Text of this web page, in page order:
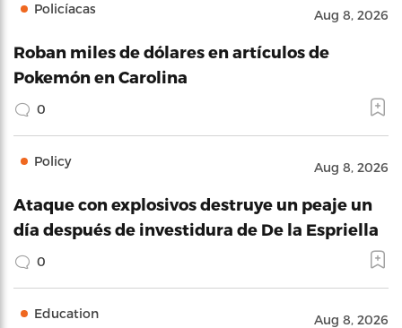
Policíacas Aug 8, 2026
Roban miles de dólares en artículos de
Pokemón en Carolina
0
Policy Aug 8, 2026
Ataque con explosivos destruye un peaje un
día después de investidura de De la Espriella
0
Education Aug 8, 2026